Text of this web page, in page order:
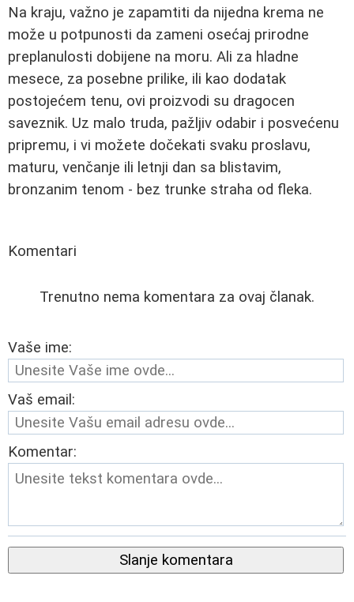
Na kraju, važno je zapamtiti da nijedna krema ne
može u potpunosti da zameni osećaj prirodne
preplanulosti dobijene na moru. Ali za hladne
mesece, za posebne prilike, ili kao dodatak
postojećem tenu, ovi proizvodi su dragocen
saveznik. Uz malo truda, pažljiv odabir i posvećenu
pripremu, i vi možete dočekati svaku proslavu,
maturu, venčanje ili letnji dan sa blistavim,
bronzanim tenom - bez trunke straha od fleka.
Komentari
Trenutno nema komentara za ovaj članak.
Vaše ime:
Vaš email:
Komentar:
Slanje komentara